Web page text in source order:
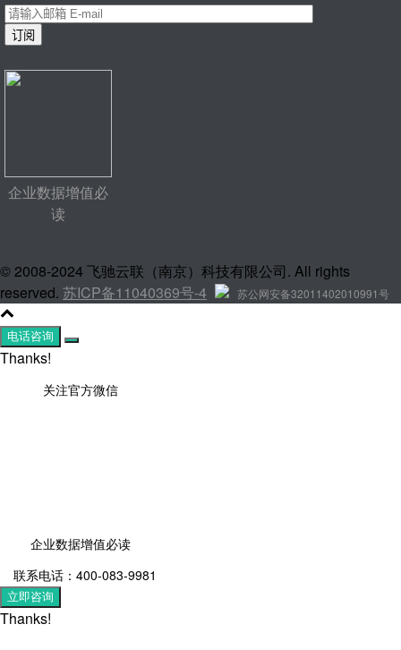
企业数据增值必
读
© 2008-2024 飞驰云联（南京）科技有限公司. All rights
reserved. 苏ICP备11040369号-4 苏公网安备32011402010991号
电话咨询
Thanks!
关注官方微信
企业数据增值必读
联系电话：400-083-9981
立即咨询
Thanks!